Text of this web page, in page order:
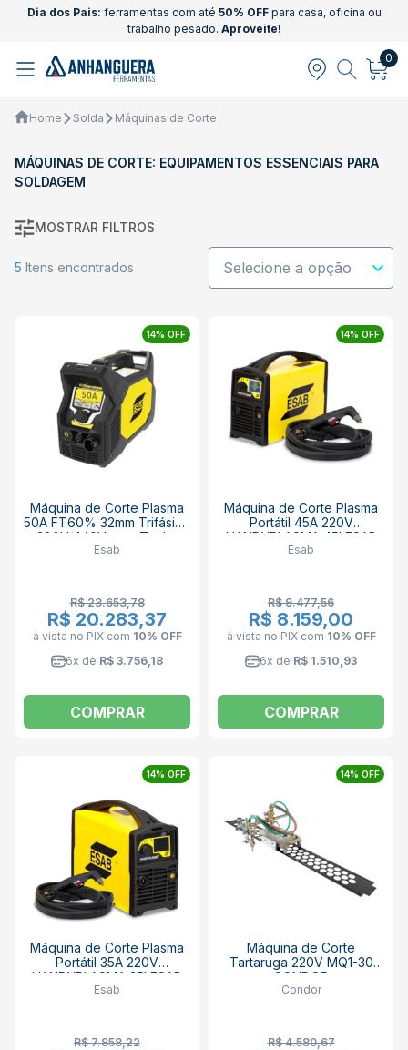
Dia dos Pais: ferramentas com até 50% OFFpara casa, oficina ou
trabalho pesado. Aproveite!
0
Home Solda Máquinas de Corte
MÁQUINAS DE CORTE: EQUIPAMENTOS ESSENCIAIS PARA
SOLDAGEM
MOSTRAR FILTROS
5 Itens encontrados
14% OFF
Máquina de Corte Plasma
50A FT60% 32mm Trifásico
380V/440V com Tocha
CUTMASTER 50 749821
Esab
R$ 23.653,78
R$ 20.283,37
à vista no PIX com 10% OFF
6x de R$ 3.756,18
COMPRAR
14% OFF
Máquina de Corte Plasma
Portátil 45A 220V
HANDYPLASMA 45I ESAB
Esab
R$ 9.477,56
R$ 8.159,00
à vista no PIX com 10% OFF
6x de R$ 1.510,93
COMPRAR
14% OFF
Máquina de Corte Plasma
Portátil 35A 220V
HANDYPLASMA 35I ESAB
Esab
R$ 7.858,22
14% OFF
Máquina de Corte
Tartaruga 220V MQ1-30
CONDOR
Condor
R$ 4.580,67